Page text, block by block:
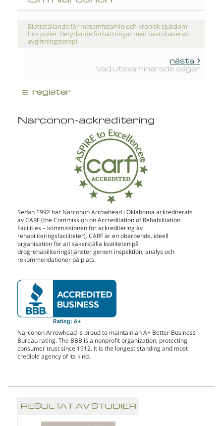
Blottställande för metamfetamin och kronisk sjukdom
hos polier: Betydande förbättringar med bastubaserad
avgiftningsterapi
nästa
Vad utexaminerade säger
≡ register
Narconon-ackreditering
Sedan 1992 har Narconon Arrowhead i Oklahoma ackrediterats
av CARF (the Commission on Accreditation of Rehabilitation
Facilities – kommissionen för ackreditering av
rehabiliteringsfaciliteter). CARF är en oberoende, ideell
organisation för att säkerställa kvaliteten på
drogrehabiliteringstjänster genom inspektion, analys och
rekommendationer på plats.
Narconon Arrowhead is proud to maintain an A+ Better Business
Bureau rating. The BBB is a nonprofit organization, protecting
consumer trust since 1912. It is the longest standing and most
credible agency of its kind.
RESULTAT AV STUDIER